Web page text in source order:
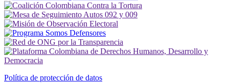
Política de protección de datos